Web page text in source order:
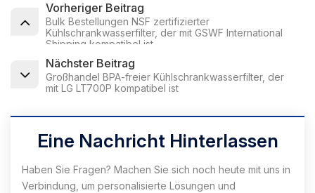
Vorheriger Beitrag
Bulk Bestellungen NSF zertifizierter
Kühlschrankwasserfilter, der mit GSWF International
Shipping kompatibel ist
Nächster Beitrag
Großhandel BPA-freier Kühlschrankwasserfilter, der
mit LG LT700P kompatibel ist
Eine Nachricht Hinterlassen
Haben Sie Fragen? Machen Sie sich noch heute mit uns in
Verbindung, um personalisierte Lösungen und